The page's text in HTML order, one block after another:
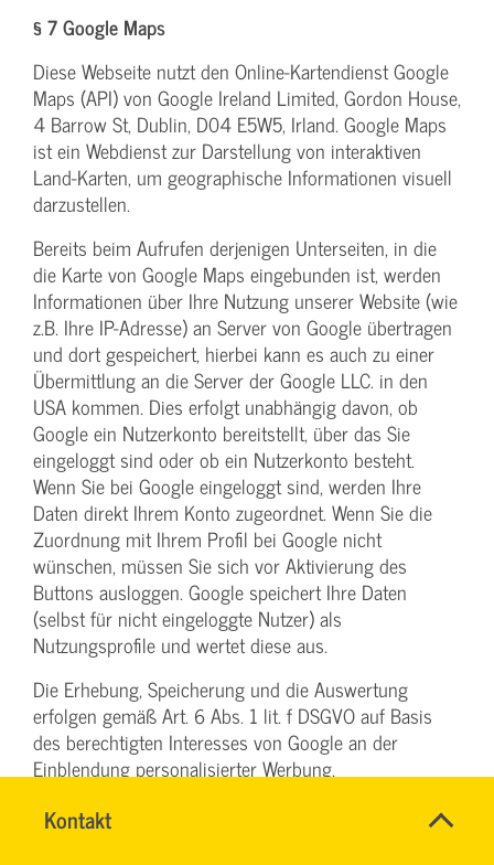
Kontakt
DENISE
Name*
§ 7 Google Maps
Diese Webseite nutzt den Online-Kartendienst Google
Maps (API) von Google Ireland Limited, Gordon House,
4 Barrow St, Dublin, D04 E5W5, Irland. Google Maps
ist ein Webdienst zur Darstellung von interaktiven
Land-Karten, um geographische Informationen visuell
darzustellen.
Bereits beim Aufrufen derjenigen Unterseiten, in die
die Karte von Google Maps eingebunden ist, werden
Informationen über Ihre Nutzung unserer Website (wie
z.B. Ihre IP-Adresse) an Server von Google übertragen
und dort gespeichert, hierbei kann es auch zu einer
Übermittlung an die Server der Google LLC. in den
USA kommen. Dies erfolgt unabhängig davon, ob
Google ein Nutzerkonto bereitstellt, über das Sie
eingeloggt sind oder ob ein Nutzerkonto besteht.
Wenn Sie bei Google eingeloggt sind, werden Ihre
Daten direkt Ihrem Konto zugeordnet. Wenn Sie die
Zuordnung mit Ihrem Profil bei Google nicht
wünschen, müssen Sie sich vor Aktivierung des
Buttons ausloggen. Google speichert Ihre Daten
(selbst für nicht eingeloggte Nutzer) als
Nutzungsprofile und wertet diese aus.
Die Erhebung, Speicherung und die Auswertung
erfolgen gemäß Art. 6 Abs. 1 lit. f DSGVO auf Basis
des berechtigten Interesses von Google an der
Einblendung personalisierter Werbung,
Gestaltung von Google-Websites. Ihnen steht ein